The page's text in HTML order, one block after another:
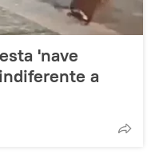
'nave
a